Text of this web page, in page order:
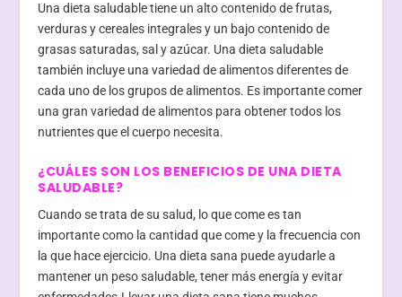
Una dieta saludable tiene un alto contenido de frutas,
verduras y cereales integrales y un bajo contenido de
grasas saturadas, sal y azúcar. Una dieta saludable
también incluye una variedad de alimentos diferentes de
cada uno de los grupos de alimentos. Es importante comer
una gran variedad de alimentos para obtener todos los
nutrientes que el cuerpo necesita.
¿CUÁLES SON LOS BENEFICIOS DE UNA DIETA
SALUDABLE?
Cuando se trata de su salud, lo que come es tan
importante como la cantidad que come y la frecuencia con
la que hace ejercicio. Una dieta sana puede ayudarle a
mantener un peso saludable, tener más energía y evitar